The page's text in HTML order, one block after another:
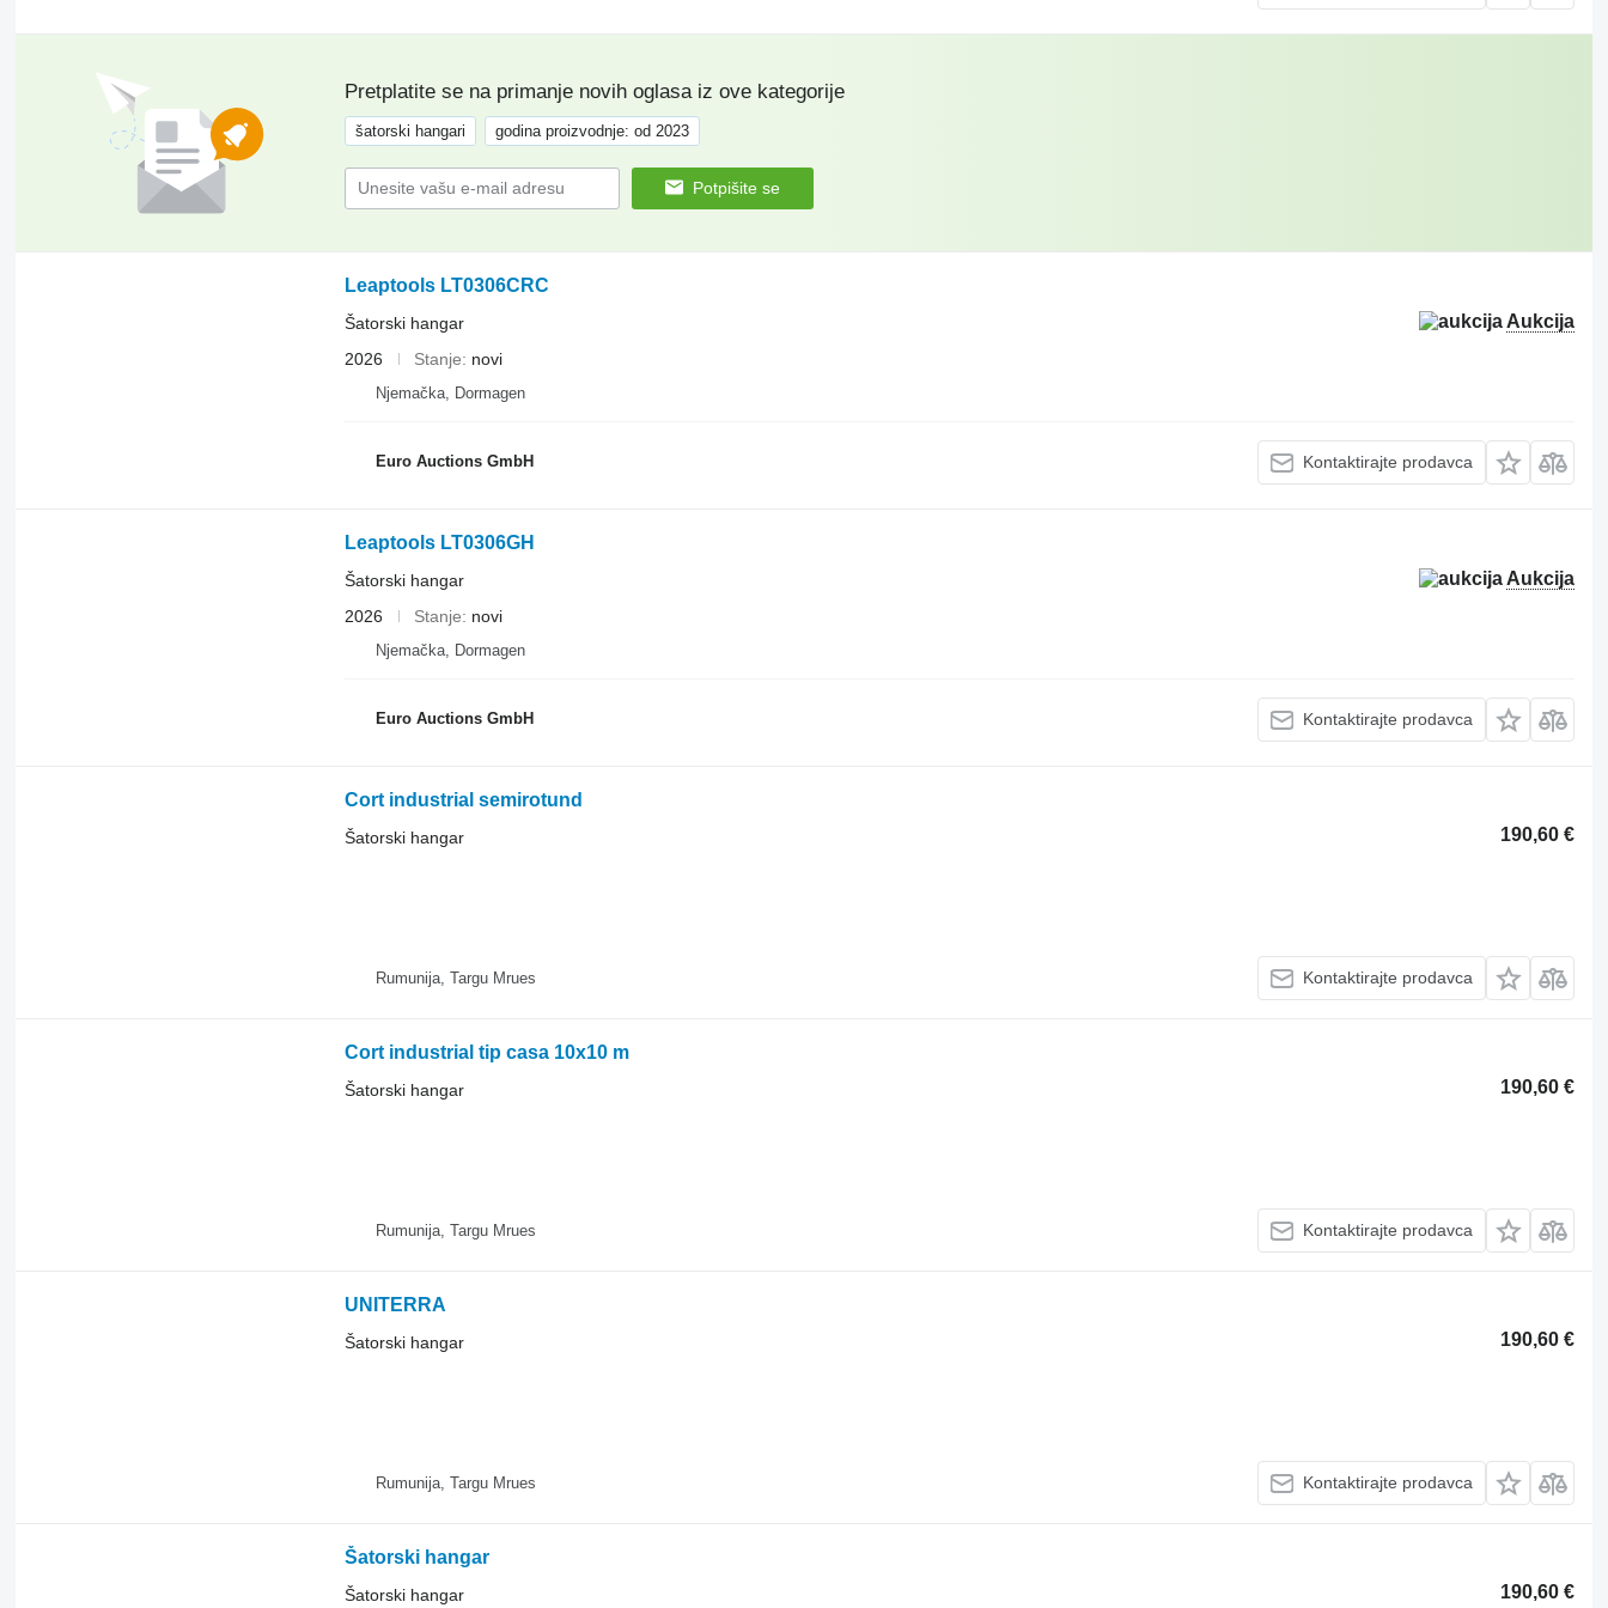
Pretplatite se na primanje novih oglasa iz ove kategorije
šatorski hangari godina proizvodnje: od 2023
Potpišite se
Leaptools LT0306CRC
Aukcija
Šatorski hangar
2026
Stanje novi
Njemačka, Dormagen
Euro Auctions GmbH Kontaktirajte prodavca
Leaptools LT0306GH
Aukcija
Šatorski hangar
2026
Stanje novi
Njemačka, Dormagen
Euro Auctions GmbH Kontaktirajte prodavca
Cort industrial semirotund
190,60 €
Šatorski hangar
Rumunija, Targu Mrues Kontaktirajte prodavca
Cort industrial tip casa 10x10 m
190,60 €
Šatorski hangar
Rumunija, Targu Mrues Kontaktirajte prodavca
UNITERRA
190,60 €
Šatorski hangar
Rumunija, Targu Mrues Kontaktirajte prodavca
Šatorski hangar
190,60 €
Šatorski hangar